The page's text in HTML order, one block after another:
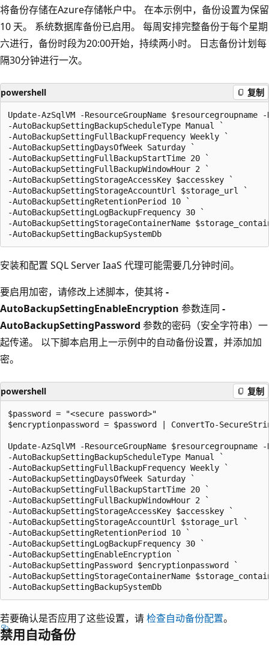
将备份存储在Azure存储帐户中。 在本示例中，备份设置为保留
10 天。 系统数据库备份已启用。 每周安排完整备份于每个星期
六进行，备份时段为20:00开始，持续两小时。 日志备份计划每
隔30分钟进行一次。
powershell 复制
Update-AzSqlVM -ResourceGroupName
-AutoBackupSettingBackupScheduleType Manual `
-AutoBackupSettingFullBackupFrequency Weekly `
-AutoBackupSettingDaysOfWeek Saturday `
-AutoBackupSettingFullBackupStartTime 20 `
-AutoBackupSettingFullBackupWindowHour 2 `
-AutoBackupSettingStorageAccessKey $accesskey `
-AutoBackupSettingStorageAccountUrl $storage_url `
-AutoBackupSettingRetentionPeriod 10 `
-AutoBackupSettingLogBackupFrequency 30 `
-AutoBackupSettingStorageContainerName
安装和配置 SQL Server IaaS 代理可能需要几分钟时间。
要启用加密，请修改上述脚本，使其将-
AutoBackupSettingEnableEncryption 参数连同 -
AutoBackupSettingPassword 参数的密码（安全字符串）一
起传递。 以下脚本启用上一示例中的自动备份设置，并添加加
密。
powershell 复制
$password = "<secure password>"
$encryptionpassword = $password | ConvertTo-
Update-AzSqlVM -ResourceGroupName
-AutoBackupSettingBackupScheduleType Manual `
-AutoBackupSettingFullBackupFrequency Weekly `
-AutoBackupSettingDaysOfWeek Saturday `
-AutoBackupSettingFullBackupStartTime 20 `
-AutoBackupSettingFullBackupWindowHour 2 `
-AutoBackupSettingStorageAccessKey $accesskey `
-AutoBackupSettingStorageAccountUrl $storage_url `
-AutoBackupSettingRetentionPeriod 10 `
-AutoBackupSettingLogBackupFrequency 30 `
-AutoBackupSettingEnableEncryption `
-AutoBackupSettingPassword $encryptionpassword `
-AutoBackupSettingStorageContainerName
若要确认是否应用了这些设置，请检查自动备份配置。
禁用自动备份